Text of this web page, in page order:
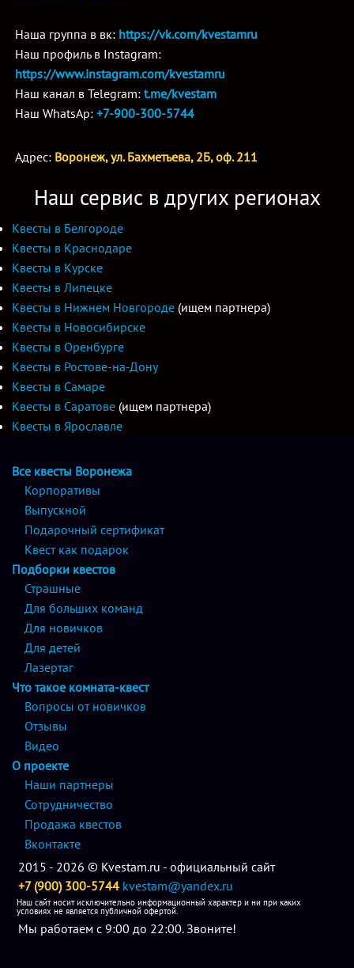
Наша группа в вк: https://vk.com/kvestamru
Наш профиль в Instagram:
https://www.instagram.com/kvestamru
Наш канал в Telegram: t.me/kvestam
Наш WhatsAp: +7-900-300-5744
Адрес: Воронеж, ул. Бахметьева, 2Б, оф. 211
Наш сервис в других регионах
Квесты в Белгороде
Квесты в Краснодаре
Квесты в Курске
Квесты в Липецке
Квесты в Нижнем Новгороде (ищем партнера)
Квесты в Новосибирске
Квесты в Оренбурге
Квесты в Ростове-на-Дону
Квесты в Самаре
Квесты в Саратове (ищем партнера)
Квесты в Ярославле
Все квесты Воронежа
Корпоративы
Выпускной
Подарочный сертификат
Квест как подарок
Подборки квестов
Страшные
Для больших команд
Для новичков
Для детей
Лазертаг
Что такое комната-квест
Вопросы от новичков
Отзывы
Видео
О проекте
Наши партнеры
Сотрудничество
Продажа квестов
Вконтакте
2015 - 2026 © Kvestam.ru - официальный сайт
+7 (900) 300-5744 kvestam@yandex.ru
Наш сайт носит исключительно информационный характер и ни при каких
условиях не является публичной офертой.
Мы работаем с 9:00 до 22:00. Звоните!